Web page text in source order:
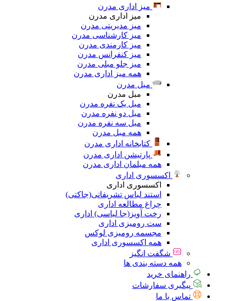
میز اداری مدرن
میز اداری مدرن
میز مدیریتی مدرن
میز کارشناسی مدرن
میز کارمندی مدرن
میز کنفرانس مدرن
میز جلو مبلی مدرن
همه میز اداری مدرن
مبل مدرن
مبل مدرن
مبل یک نفره مدرن
مبل دو نفره مدرن
مبل سه نفره مدرن
همه مبل مدرن
کتابخانه اداری مدرن
پارتیشن اداری مدرن
همه مبلمان اداری مدرن
اکسسوری اداری
اکسسوری اداری
استند لباس تشریفاتی(جاکتی)
چراغ مطالعه اداری
رخت آویز(جا لباسی) اداری
ست رومیزی اداری
مجسمه رومیزی لوکس
همه اکسسوری اداری
شگفت انگیز
همه دسته بندی ها
راهنمای خرید
پیگیری سفارشات
تماس با ما